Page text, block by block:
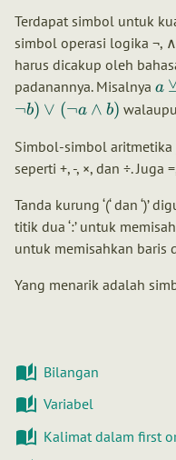
Terdapat simbol untuk
simbol operasi logika ¬,
harus dicakup oleh
padanannya. Misalnya a
¬b) ∨ (¬a ∧ b)
Simbol-simbol
seperti +, -, ×, dan ÷.
Tanda kurung ‘(‘ dan ‘)’
titik dua ‘:’ untuk
untuk memisahkan baris
Yang menarik adalah
Bilangan
Variabel
Kalimat dalam first